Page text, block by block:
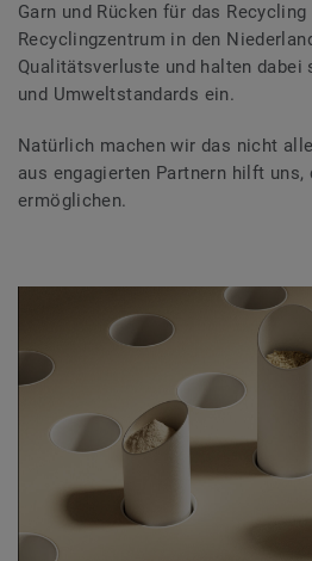
Garn und Rücken für das
Recyclingzentrum in den
Qualitätsverluste und halten dabei
und Umweltstandards ein.
Natürlich machen wir das nicht
aus engagierten Partnern hilft uns,
ermöglichen.